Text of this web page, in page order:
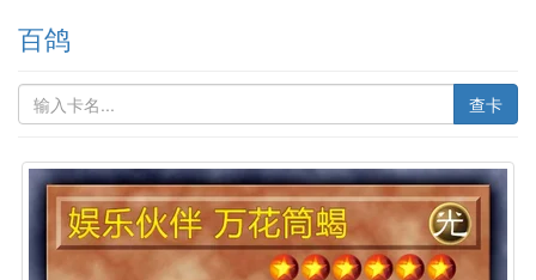
百鸽
查卡